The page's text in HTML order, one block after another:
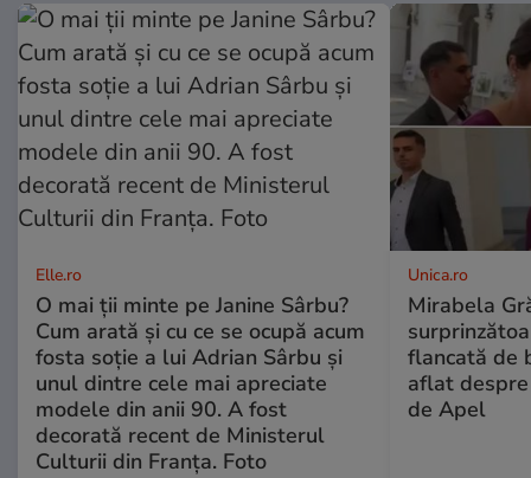
Elle.ro
O mai ții minte pe Janine Sârbu?
Cum arată și cu ce se ocupă acum
fosta soție a lui Adrian Sârbu și
unul dintre cele mai apreciate
modele din anii 90. A fost
decorată recent de Ministerul
Culturii din Franța. Foto
Unica.ro
Mirabela
flancată de
aflat
de Apel